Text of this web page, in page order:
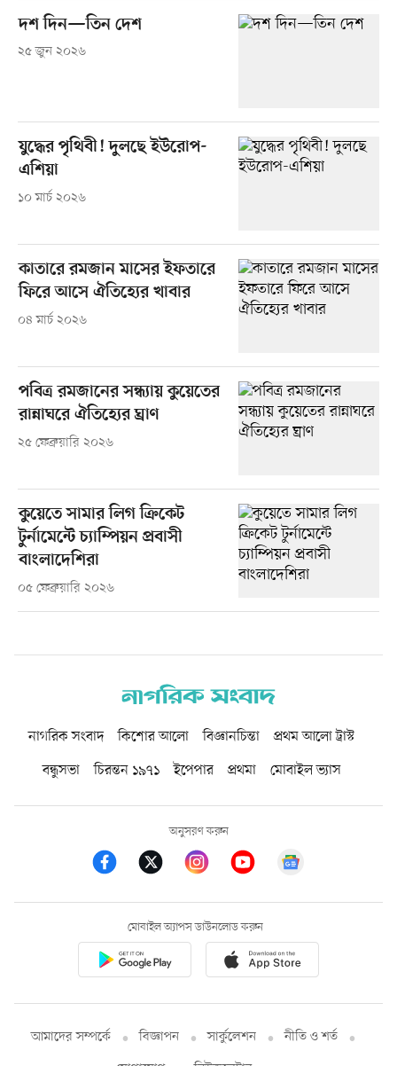
দশ দিন—তিন দেশ
২৫ জুন ২০২৬
যুদ্ধের পৃথিবী! দুলছে ইউরোপ-
এশিয়া
১০ মার্চ ২০২৬
কাতারে রমজান মাসের ইফতারে
ফিরে আসে ঐতিহ্যের খাবার
০৪ মার্চ ২০২৬
পবিত্র রমজানের সন্ধ্যায় কুয়েতের
রান্নাঘরে ঐতিহ্যের ঘ্রাণ
২৫ ফেব্রুয়ারি ২০২৬
কুয়েতে সামার লিগ ক্রিকেট
টুর্নামেন্টে চ্যাম্পিয়ন প্রবাসী
বাংলাদেশিরা
০৫ ফেব্রুয়ারি ২০২৬
নাগরিক সংবাদ কিশোর আলো বিজ্ঞানচিন্তা
প্রথম আলো ট্রাস্ট
বন্ধুসভা
চিরন্তন ১৯৭১ ইপেপার প্রথমা মোবাইল ভ্যাস
অনুসরণ করুন
মোবাইল অ্যাপস ডাউনলোড করুন
আমাদের সম্পর্কে বিজ্ঞাপন সার্কুলেশন
নীতি ও শর্ত